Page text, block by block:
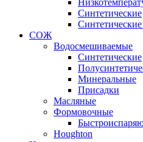
Синтетические
СОЖ
Водосмешиваемые
Синтетические
Минеральные
Присадки
Масляные
Формовочные
Houghton